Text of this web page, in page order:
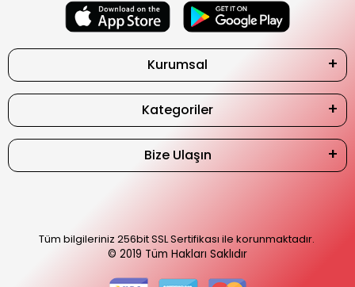
Kurumsal
Kategoriler
Bize Ulaşın
Tüm bilgileriniz 256bit SSL Sertifikası ile korunmaktadır.
© 2019 Tüm Hakları Saklıdır